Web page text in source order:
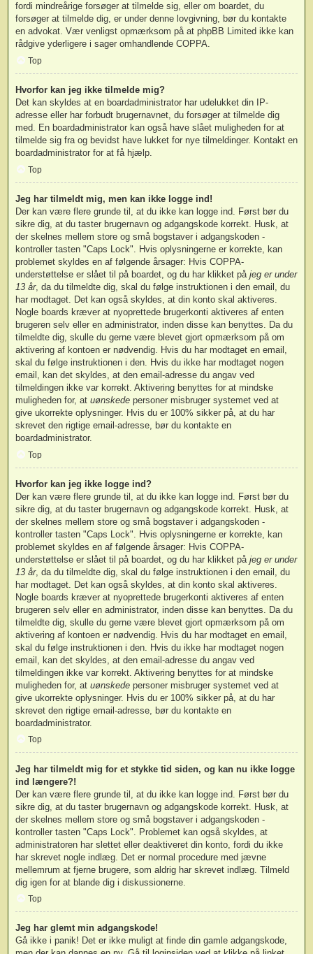
fordi mindreårige forsøger at tilmelde sig, eller om boardet, du
forsøger at tilmelde dig, er under denne lovgivning, bør du kontakte
en advokat. Vær venligst opmærksom på at phpBB Limited ikke kan
rådgive yderligere i sager omhandlende COPPA.
Top
Hvorfor kan jeg ikke tilmelde mig?
Det kan skyldes at en boardadministrator har udelukket din IP-
adresse eller har forbudt brugernavnet, du forsøger at tilmelde dig
med. En boardadministrator kan også have slået muligheden for at
tilmelde sig fra og bevidst have lukket for nye tilmeldinger. Kontakt en
boardadministrator for at få hjælp.
Top
Jeg har tilmeldt mig, men kan ikke logge ind!
Der kan være flere grunde til, at du ikke kan logge ind. Først bør du
sikre dig, at du taster brugernavn og adgangskode korrekt. Husk, at
der skelnes mellem store og små bogstaver i adgangskoden -
kontroller tasten "Caps Lock". Hvis oplysningerne er korrekte, kan
problemet skyldes en af følgende årsager: Hvis COPPA-
understøttelse er slået til på boardet, og du har klikket på jeg er under
13 år, da du tilmeldte dig, skal du følge instruktionen i den email, du
har modtaget. Det kan også skyldes, at din konto skal aktiveres.
Nogle boards kræver at nyoprettede brugerkonti aktiveres af enten
brugeren selv eller en administrator, inden disse kan benyttes. Da du
tilmeldte dig, skulle du gerne være blevet gjort opmærksom på om
aktivering af kontoen er nødvendig. Hvis du har modtaget en email,
skal du følge instruktionen i den. Hvis du ikke har modtaget nogen
email, kan det skyldes, at den email-adresse du angav ved
tilmeldingen ikke var korrekt. Aktivering benyttes for at mindske
muligheden for, at uønskede personer misbruger systemet ved at
give ukorrekte oplysninger. Hvis du er 100% sikker på, at du har
skrevet den rigtige email-adresse, bør du kontakte en
boardadministrator.
Top
Hvorfor kan jeg ikke logge ind?
Der kan være flere grunde til, at du ikke kan logge ind. Først bør du
sikre dig, at du taster brugernavn og adgangskode korrekt. Husk, at
der skelnes mellem store og små bogstaver i adgangskoden -
kontroller tasten "Caps Lock". Hvis oplysningerne er korrekte, kan
problemet skyldes en af følgende årsager: Hvis COPPA-
understøttelse er slået til på boardet, og du har klikket på jeg er under
13 år, da du tilmeldte dig, skal du følge instruktionen i den email, du
har modtaget. Det kan også skyldes, at din konto skal aktiveres.
Nogle boards kræver at nyoprettede brugerkonti aktiveres af enten
brugeren selv eller en administrator, inden disse kan benyttes. Da du
tilmeldte dig, skulle du gerne være blevet gjort opmærksom på om
aktivering af kontoen er nødvendig. Hvis du har modtaget en email,
skal du følge instruktionen i den. Hvis du ikke har modtaget nogen
email, kan det skyldes, at den email-adresse du angav ved
tilmeldingen ikke var korrekt. Aktivering benyttes for at mindske
muligheden for, at uønskede personer misbruger systemet ved at
give ukorrekte oplysninger. Hvis du er 100% sikker på, at du har
skrevet den rigtige email-adresse, bør du kontakte en
boardadministrator.
Top
Jeg har tilmeldt mig for et stykke tid siden, og kan nu ikke logge
ind længere?!
Der kan være flere grunde til, at du ikke kan logge ind. Først bør du
sikre dig, at du taster brugernavn og adgangskode korrekt. Husk, at
der skelnes mellem store og små bogstaver i adgangskoden -
kontroller tasten "Caps Lock". Problemet kan også skyldes, at
administratoren har slettet eller deaktiveret din konto, fordi du ikke
har skrevet nogle indlæg. Det er normal procedure med jævne
mellemrum at fjerne brugere, som aldrig har skrevet indlæg. Tilmeld
dig igen for at blande dig i diskussionerne.
Top
Jeg har glemt min adgangskode!
Gå ikke i panik! Det er ikke muligt at finde din gamle adgangskode,